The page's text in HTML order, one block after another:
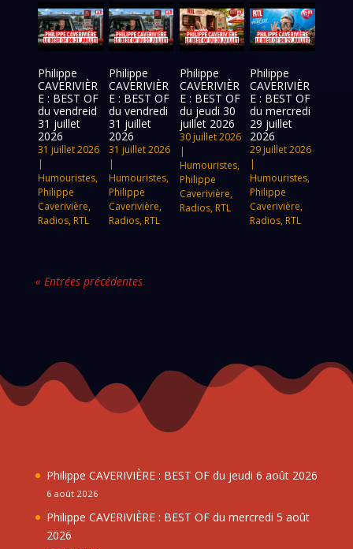
Philippe
CAVERIVIÈR
E : BEST OF
du vendreid
31 juillet
2026
31 juillet 2026
|
Humouristes,
Philippe
Caverivière,
Radios, RTL
Philippe
CAVERIVIÈR
E : BEST OF
du vendredi
31 juillet
2026
31 juillet 2026
|
Humouristes,
Philippe
Caverivière,
Radios, RTL
Philippe
CAVERIVIÈR
E : BEST OF
du jeudi 30
juillet 2026
30 juillet 2026
|
Humouristes,
Philippe
Caverivière,
Radios, RTL
Philippe
CAVERIVIÈR
E : BEST OF
du mercredi
29 juillet
2026
29 juillet 2026
|
Humouristes,
Philippe
Caverivière,
Radios, RTL
« Entrées précédentes
Philippe CAVERIVIÈRE : BEST OF du jeudi 6 août 2026
6 août 2026
Philippe CAVERIVIÈRE : BEST OF du mercredi 5 août
2026